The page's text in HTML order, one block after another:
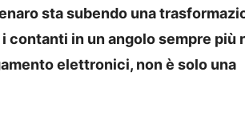
sta subendo una
contanti in un angolo sempre più
elettronici, non è solo una